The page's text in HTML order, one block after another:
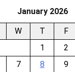
January 2026
W T F
1
2
7 8 9